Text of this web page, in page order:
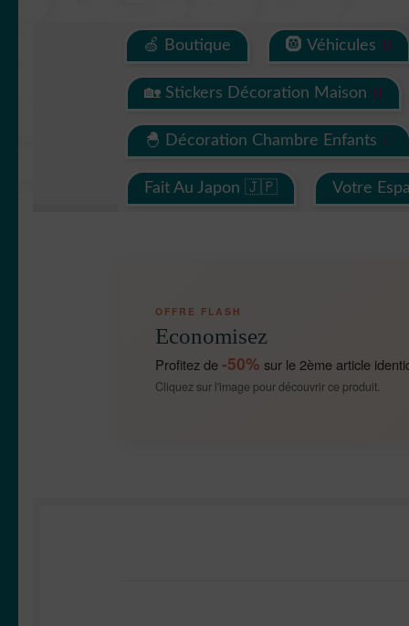
🍏 Boutique 🛞 Véhicules
🏡 Stickers Décoration Maison
🐣 Décoration Chambre Enfants
Fait Au Japon 🇯🇵 Votre
OFFRE FLASH
Economisez
Profitez de-50% sur le 2ème article
Cliquez sur l'image pour découvrir ce produit.